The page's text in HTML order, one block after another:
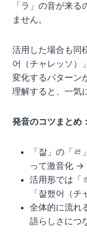
「ラ」の音が来
ません。
活用した場合も同
어（チャレッソ）
変化するパターン
理解すると、一気
発音のコツまとめ：
「잘」の「
って激音化 →
活用形では「
「잘했어（チ
全体的に流れ
語らしさにつ